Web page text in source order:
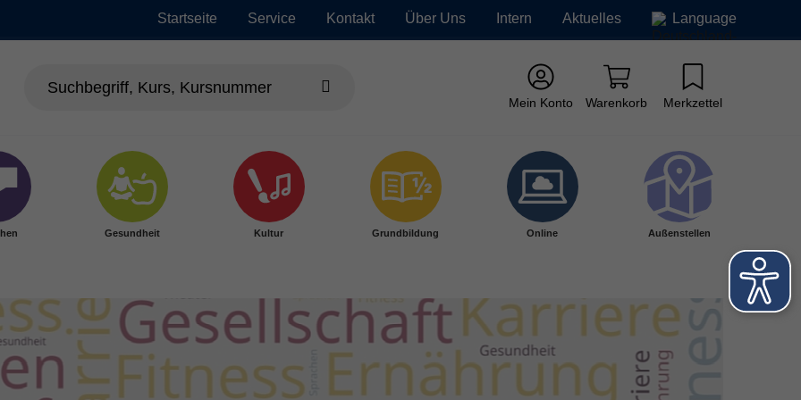
Startseite Service Kontakt Über Uns Intern Aktuelles Language
Mein Konto Warenkorb Merkzettel
Gesundheit Kultur Grundbildung Online Außenstellen